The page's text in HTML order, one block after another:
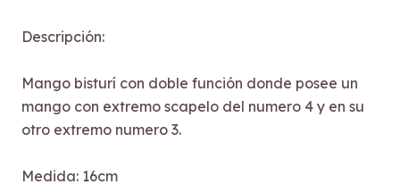
Descripción:
Mango bisturí con doble función donde posee un
mango con extremo scapelo del numero 4 y en su
otro extremo numero 3.
Medida: 16cm